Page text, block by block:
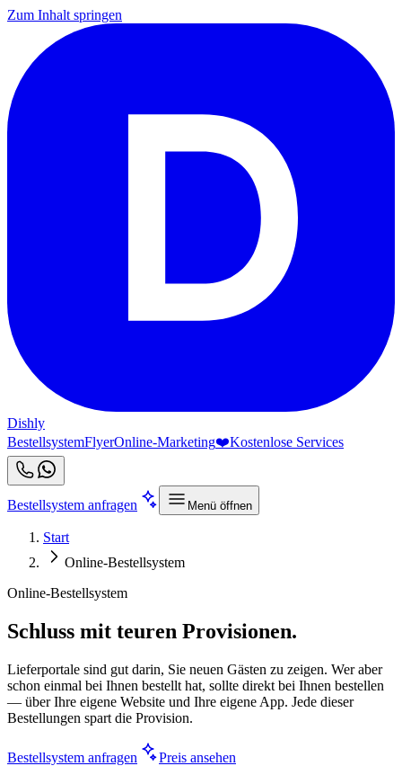
Zum Inhalt springen
Dishly
BestellsystemFlyerOnline-Marketing❤️Kostenlose Services
Bestellsystem anfragen Menü öffnen
Start
Online-Bestellsystem
Online-Bestellsystem
Schluss mit teuren Provisionen.
Lieferportale sind gut darin, Sie neuen Gästen zu zeigen. Wer aber
schon einmal bei Ihnen bestellt hat, sollte direkt bei Ihnen bestellen
— über Ihre eigene Website und Ihre eigene App. Jede dieser
Bestellungen spart die Provision.
Bestellsystem anfragen
Preis ansehen